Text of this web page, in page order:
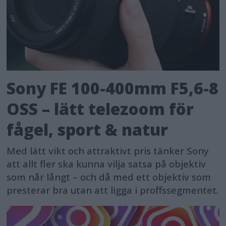
Sony FE 100-400mm F5,6-8
OSS – lätt telezoom för
fågel, sport & natur
Med lätt vikt och attraktivt pris tänker Sony
att allt fler ska kunna vilja satsa på objektiv
som når långt – och då med ett objektiv som
presterar bra utan att ligga i proffssegmentet.